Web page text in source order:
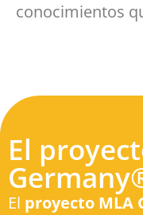
conocimientos
El
El proyecto MLA